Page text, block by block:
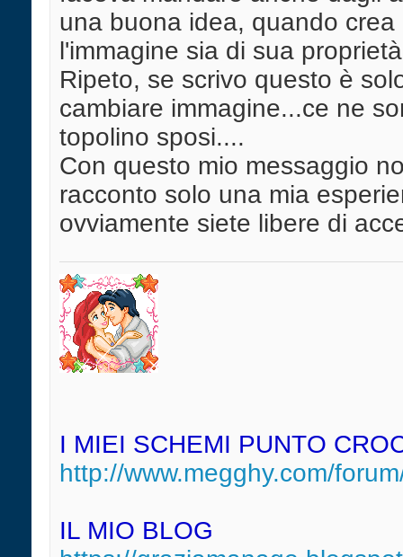
una buona idea, quando
l'immagine sia di sua
Ripeto, se scrivo questo è
cambiare immagine...ce ne
topolino sposi....
Con questo mio messaggio
racconto solo una mia
ovviamente siete libere di
I MIEI SCHEMI PUNTO
http://www.megghy.com/
IL MIO BLOG